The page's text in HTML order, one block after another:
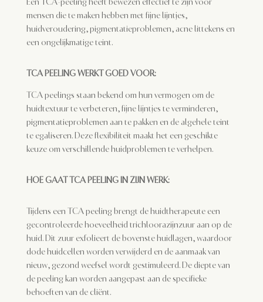
mensen die te maken hebben met fijne lijntjes,
huidveroudering, pigmentatieproblemen, acne littekens en
een ongelijkmatige teint.
TCA PEELING WERKT GOED VOOR:
TCA peelings staan bekend om hun vermogen om de
huidtextuur te verbeteren, fijne lijntjes te verminderen,
pigmentatieproblemen aan te pakken en de algehele teint
te egaliseren. Deze flexibiliteit maakt het een geschikte
keuze om verschillende huidproblemen te verhelpen.
HOE GAAT TCA PEELINGIN ZIJN WERK:
Tijdens een TCA peeling brengt de huidtherapeute een
gecontroleerde hoeveelheid trichloorazijnzuur aan op de
huid. Dit zuur exfolieert de bovenste huidlagen, waardoor
dode huidcellen worden verwijderd en de aanmaak van
nieuw, gezond weefsel wordt gestimuleerd. De diepte van
de peeling kan worden aangepast aan de specifieke
behoeften van de cliënt.